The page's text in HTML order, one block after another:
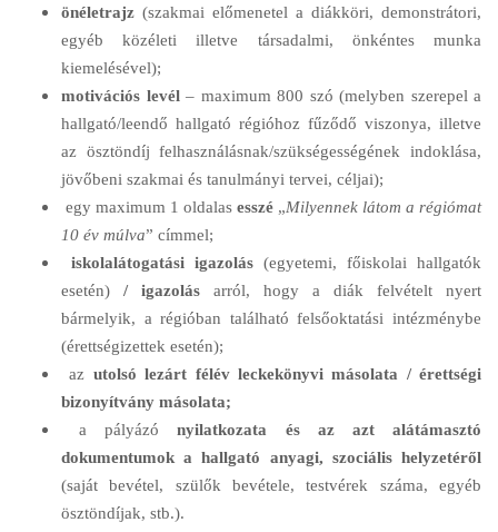
önéletrajz (szakmai előmenetel a diákköri, demonstrátori,
egyéb közéleti illetve társadalmi, önkéntes munka
kiemelésével);
motivációs levél– maximum 800 szó (melyben szerepel a
hallgató/leendő hallgató régióhoz fűződő viszonya, illetve
az ösztöndíj felhasználásnak/szükségességének indoklása,
jövőbeni szakmai és tanulmányi tervei, céljai);
egy maximum 1 oldalas esszé „Milyennek látom a régiómat
10 év múlva” címmel;
iskolalátogatási igazolás (egyetemi, főiskolai hallgatók
esetén) / igazolás arról, hogy a diák felvételt nyert
bármelyik, a régióban található felsőoktatási intézménybe
(érettségizettek esetén);
az utolsó lezárt félév leckekönyvi másolata / érettségi
bizonyítvány másolata;
a pályázónyilatkozata és az azt alátámasztó
dokumentumok a hallgató anyagi, szociális helyzetéről
(saját bevétel, szülők bevétele, testvérek száma, egyéb
ösztöndíjak, stb.).